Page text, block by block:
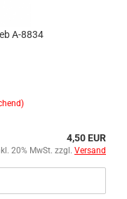
A-8834
4,50 EUR
20% MwSt. zzgl. Versand